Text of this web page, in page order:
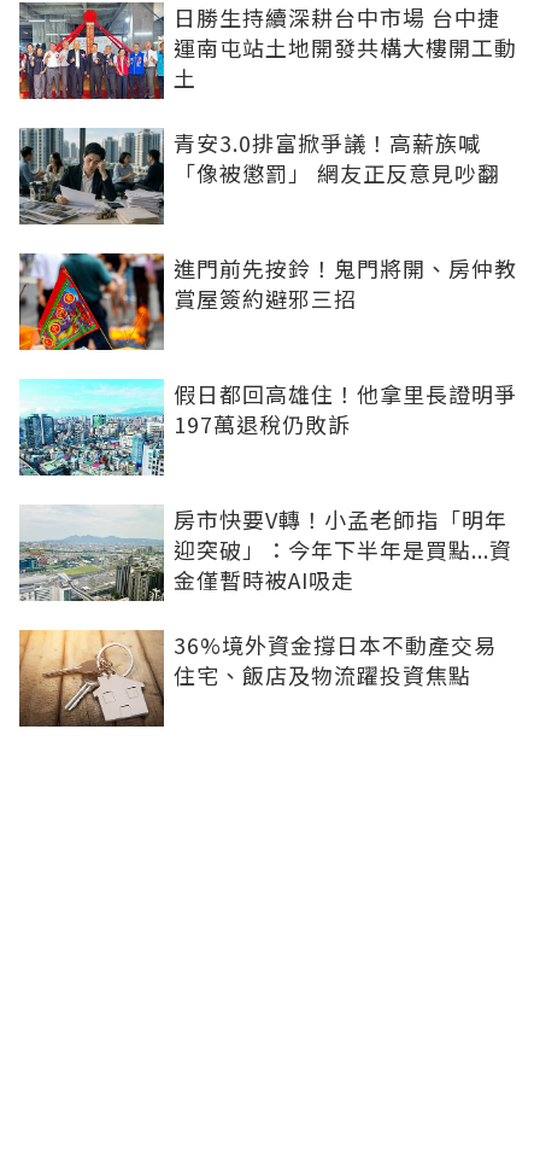
日勝生持續深耕台中市場 台中捷
運南屯站土地開發共構大樓開工動
土
青安3.0排富掀爭議！高薪族喊
「像被懲罰」 網友正反意見吵翻
進門前先按鈴！鬼門將開、房仲教
賞屋簽約避邪三招
假日都回高雄住！他拿里長證明爭
197萬退稅仍敗訴
房市快要V轉！小孟老師指「明年
迎突破」：今年下半年是買點...資
金僅暫時被AI吸走
36%境外資金撐日本不動產交易
住宅、飯店及物流躍投資焦點